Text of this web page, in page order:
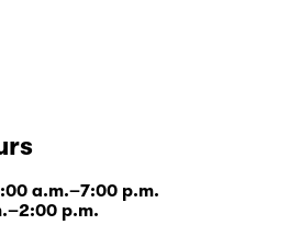
a.m.–7:00 p.m.
p.m.